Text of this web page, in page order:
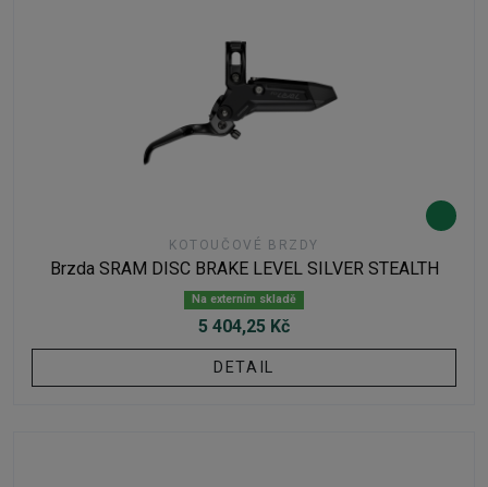
KOTOUČOVÉ BRZDY
Brzda SRAM DISC BRAKE LEVEL SILVER STEALTH
Na externím skladě
5 404,25 Kč
DETAIL